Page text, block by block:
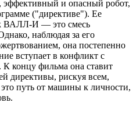
и опасный робот,
("директиве"). Ее
ВАЛЛ-И — это смесь
наблюдая за его
она постепенно
вступает в конфликт с
концу фильма она ставит
директивы, рискуя всем,
путь от машины к личности,